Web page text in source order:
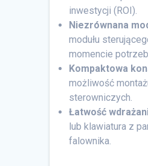
inwestycji (ROI).
Niezrównana
modułu
momencie
Kompaktowa
możliwość
sterowniczych.
Łatwość
lub klawiatura z
falownika.